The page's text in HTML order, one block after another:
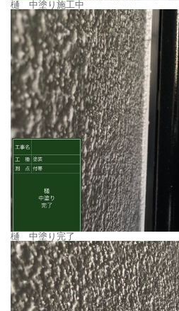
樋 中塗り施工中
樋 中塗り完了